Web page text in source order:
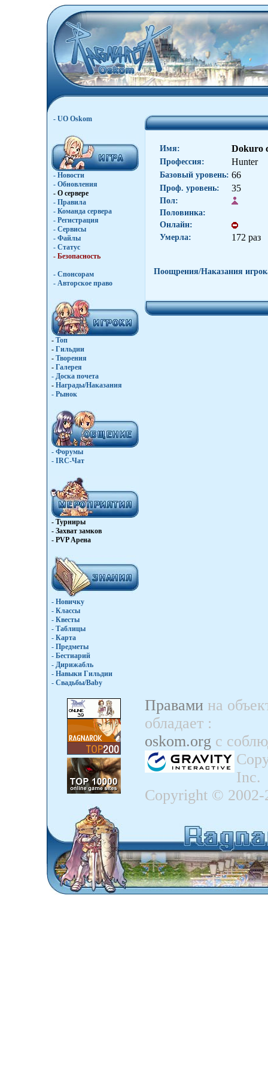
- UO Oskom
- Новости
- Обновления
- О сервере
- Правила
- Команда сервера
- Регистрация
- Сервисы
- Файлы
- Статус
- Безопасность
- Спонсорам
- Авторское право
- Топ
- Гильдии
- Творения
- Галерея
- Доска почета
- Награды/Наказания
- Рынок
- Форумы
- IRC-Чат
- Турниры
- Захват замков
- PVP Арена
- Новичку
- Классы
- Квесты
- Таблицы
- Карта
- Предметы
- Бестиарий
- Дирижабль
- Навыки Гильдии
- Свадьбы/Baby
Имя: Dokuro
Профессия: Hunter
Базовый уровень: 66
Проф. уровень: 35
Пол:
Половинка:
Онлайн:
Умерла:
172 раз
Поощрения/Наказания
Правами на
обладает :
oskom.org с
Inc.
Copyright ©